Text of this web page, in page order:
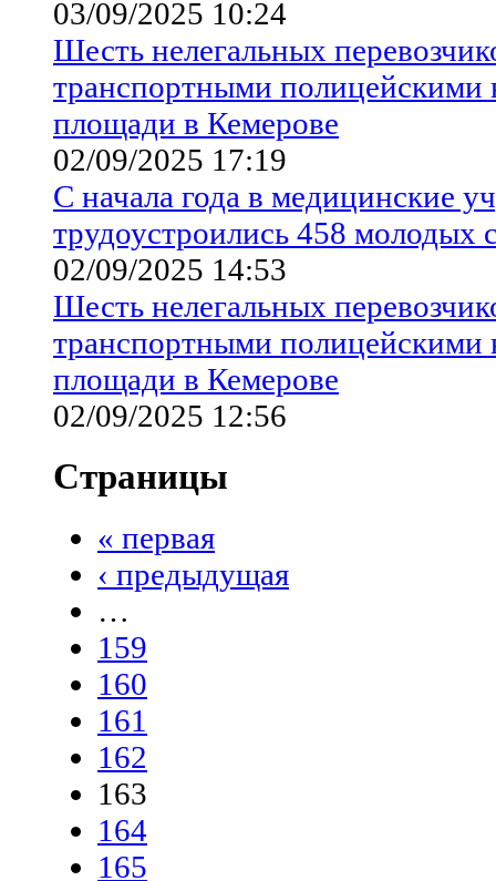
03/09/2025 10:24
Шесть нелегальных
транспортными полицейскими
площади в Кемерове
02/09/2025 17:19
С начала года в медицинские
трудоустроились 458 молодых
02/09/2025 14:53
Шесть нелегальных
транспортными полицейскими
площади в Кемерове
02/09/2025 12:56
Страницы
« первая
‹ предыдущая
…
159
160
161
162
163
164
165